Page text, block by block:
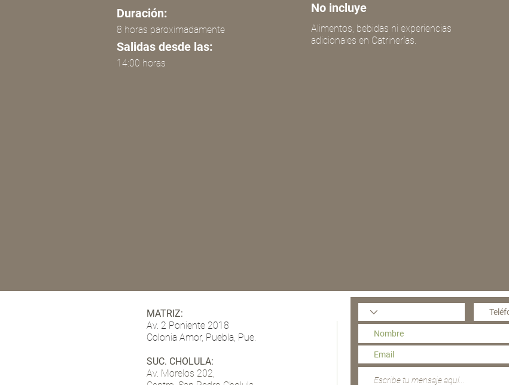
Duración:
8 horas paroximadamente
Salidas desde las:
14:00 horas
No incluye
Alimentos, bebidas ni experiencias
adicionales en Catrinerías.
MATRIZ:
Av. 2 Poniente 2018
Colonia Amor, Puebla, Pue.
SUC. CHOLULA:
Av. Morelos 202,